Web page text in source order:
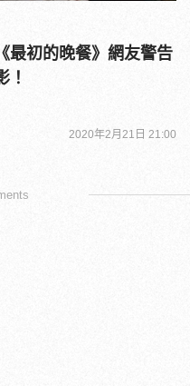
最初的晚餐》網友警告
！
2020年2月21日 21:00